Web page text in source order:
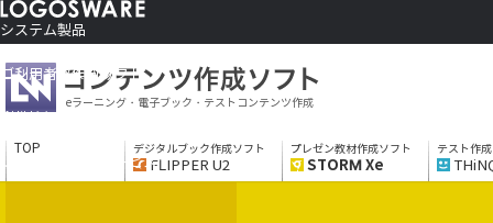
システム製品
コンテンツ作成ソフト
ソリューションサービス
ご利用者さま向け
eラーニング・電子ブック・テストコンテンツ作成
TOP デジタルブック作成ソフト
FLIPPER U2
プレゼン教材作成ソフト
STORM Xe
テスト作